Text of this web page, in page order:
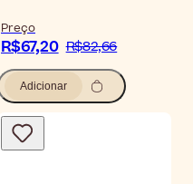
Preço
R$67,20 R$82,66
Adicionar